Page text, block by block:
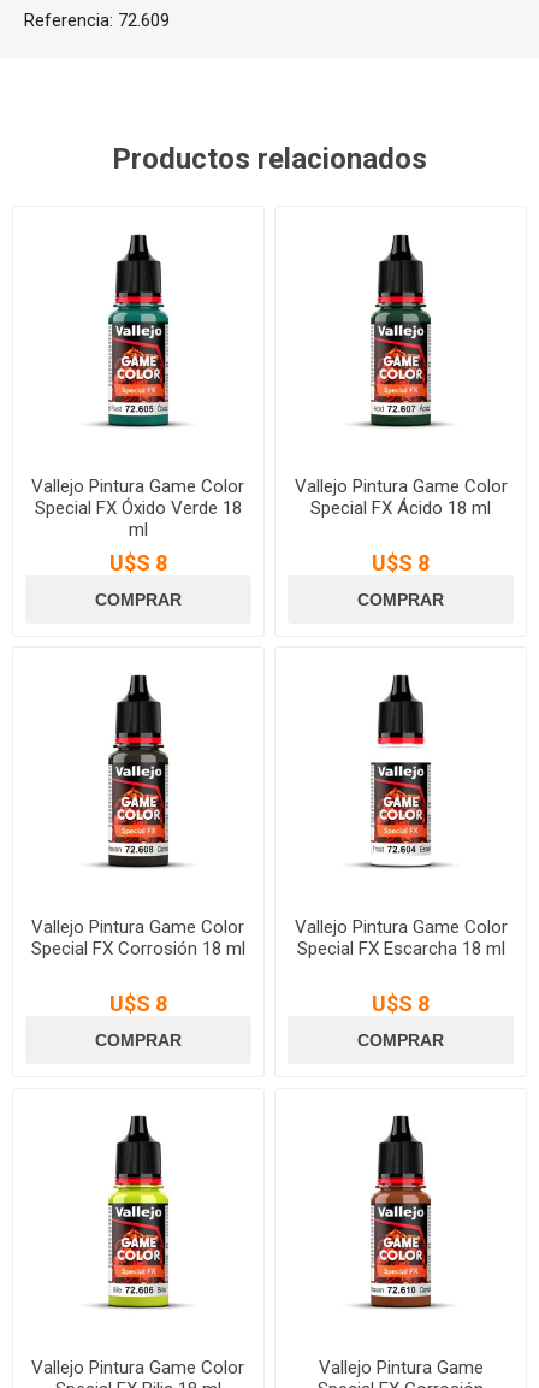
Referencia: 72.609
Productos relacionados
Vallejo Pintura Game Color
Special FX Óxido Verde 18
ml
U$S 8
Vallejo Pintura Game Color
Special FX Ácido 18 ml
U$S 8
Vallejo Pintura Game Color
Special FX Corrosión 18 ml
U$S 8
Vallejo Pintura Game Color
Special FX Escarcha 18 ml
U$S 8
Vallejo Pintura Game Color
Vallejo Pintura Game